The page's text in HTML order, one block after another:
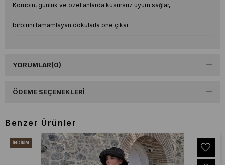
Kombin, günlük ve özel anlarda kusursuz uyum sağlar,
birbirini tamamlayan dokularla öne çıkar.
YORUMLAR(0)
ÖDEME SEÇENEKLERI
Benzer Ürünler
İNDIRIM